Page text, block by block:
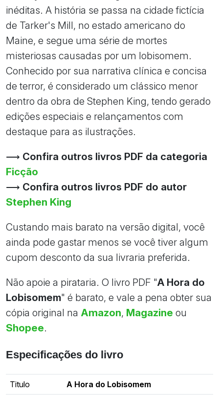
inéditas. A história se passa na cidade fictícia
de Tarker's Mill, no estado americano do
Maine, e segue uma série de mortes
misteriosas causadas por um lobisomem.
Conhecido por sua narrativa clínica e concisa
de terror, é considerado um clássico menor
dentro da obra de Stephen King, tendo gerado
edições especiais e relançamentos com
destaque para as ilustrações.
⟶ Confira outros livros PDF da categoria
Ficção
⟶ Confira outros livros PDF do autor
Stephen King
Custando mais barato na versão digital, você
ainda pode gastar menos se você tiver algum
cupom desconto da sua livraria preferida.
Não apoie a pirataria. O livro PDF "A Hora do
Lobisomem" é barato, e vale a pena obter sua
cópia original na Amazon, Magazine ou
Shopee.
Especificações do livro
Titulo A Hora do Lobisomem